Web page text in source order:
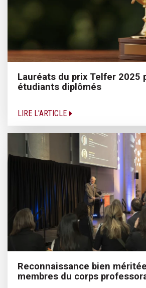
Lauréats du prix Telfer 2025
étudiants diplômés
LIRE L'ARTICLE
Reconnaissance bien
membres du corps